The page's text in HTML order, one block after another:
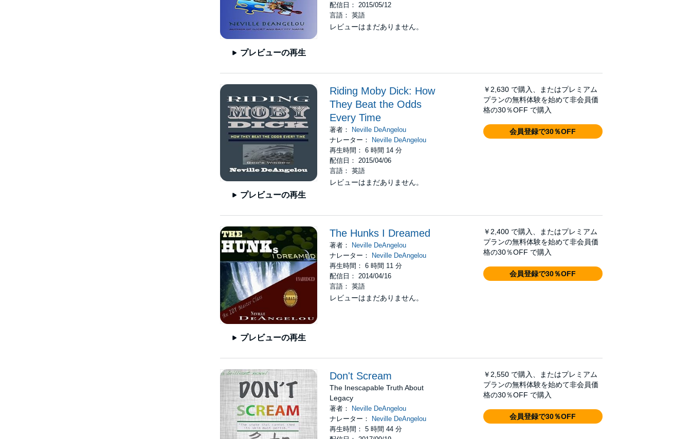
プレビューの再生
配信日： 2015/05/12
言語： 英語
レビューはまだありません。
プレビューの再生
Riding Moby Dick: How
They Beat the Odds
Every Time
著者：
Neville DeAngelou
ナレーター：
Neville DeAngelou
再生時間： 6 時間 14 分
配信日： 2015/04/06
言語： 英語
レビューはまだありません。
￥2,630 で購入、またはプレミアム
プランの無料体験を始めて非会員価
格の30％OFF で購入
会員登録で30％OFF
プレビューの再生
The Hunks I Dreamed
著者：
Neville DeAngelou
ナレーター：
Neville DeAngelou
再生時間： 6 時間 11 分
配信日： 2014/04/16
言語： 英語
レビューはまだありません。
￥2,400 で購入、またはプレミアム
プランの無料体験を始めて非会員価
格の30％OFF で購入
会員登録で30％OFF
Don't Scream
The Inescapable Truth About
Legacy
著者： Neville DeAngelou
ナレーター： Neville DeAngelou
再生時間： 5 時間 44 分
￥2,550 で購入、またはプレミアム
プランの無料体験を始めて非会員価
格の30％OFF で購入
会員登録で30％OFF